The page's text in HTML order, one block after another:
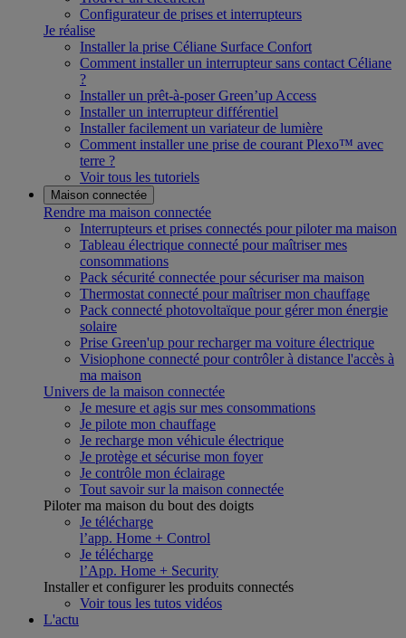
Configurateur de prises et interrupteurs
Je réalise
Installer la prise Céliane Surface Confort
Comment installer un interrupteur sans contact Céliane
?
Installer un prêt-à-poser Green’up Access
Installer un interrupteur différentiel
Installer facilement un variateur de lumière
Comment installer une prise de courant Plexo™ avec
terre ?
Voir tous les tutoriels
Maison connectée
Rendre ma maison connectée
Interrupteurs et prises connectés pour piloter ma maison
Tableau électrique connecté pour maîtriser mes
consommations
Pack sécurité connectée pour sécuriser ma maison
Thermostat connecté pour maîtriser mon chauffage
Pack connecté photovoltaïque pour gérer mon énergie
solaire
Prise Green'up pour recharger ma voiture électrique
Visiophone connecté pour contrôler à distance l'accès à
ma maison
Univers de la maison connectée
Je mesure et agis sur mes consommations
Je pilote mon chauffage
Je recharge mon véhicule électrique
Je protège et sécurise mon foyer
Je contrôle mon éclairage
Tout savoir sur la maison connectée
Piloter ma maison du bout des doigts
Je télécharge
l’app. Home + Control
Je télécharge
l’App. Home + Security
Installer et configurer les produits connectés
Voir tous les tutos vidéos
L'actu